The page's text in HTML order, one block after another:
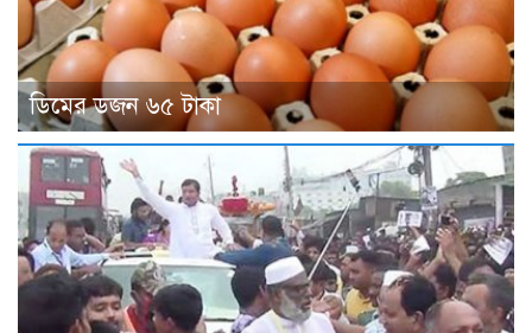
ডিমের ডজন ৬৫ টাকা